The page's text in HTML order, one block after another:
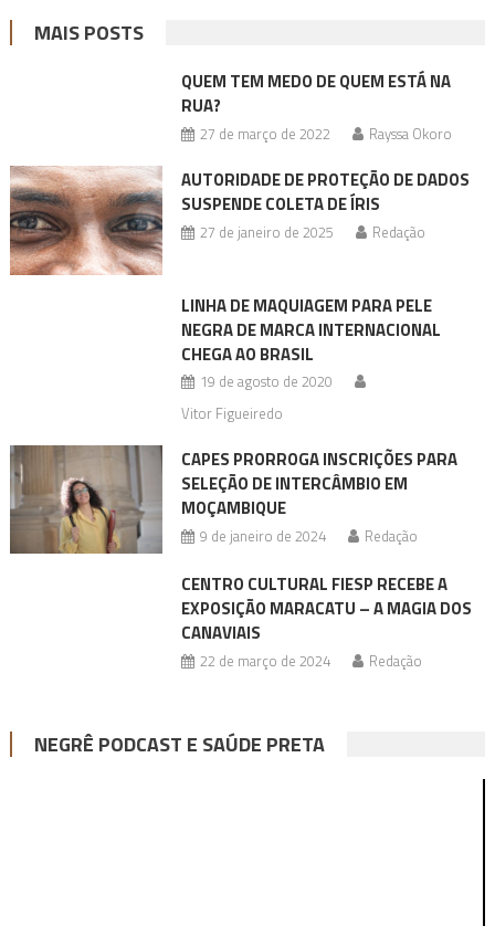
MAIS POSTS
QUEM TEM MEDO DE QUEM ESTÁ NA
RUA?
27 de março de 2022 Rayssa Okoro
AUTORIDADE DE PROTEÇÃO DE DADOS
SUSPENDE COLETA DE ÍRIS
27 de janeiro de 2025 Redação
LINHA DE MAQUIAGEM PARA PELE
NEGRA DE MARCA INTERNACIONAL
CHEGA AO BRASIL
19 de agosto de 2020
Vitor Figueiredo
CAPES PRORROGA INSCRIÇÕES PARA
SELEÇÃO DE INTERCÂMBIO EM
MOÇAMBIQUE
9 de janeiro de 2024 Redação
CENTRO CULTURAL FIESP RECEBE A
EXPOSIÇÃO MARACATU – A MAGIA DOS
CANAVIAIS
22 de março de 2024 Redação
NEGRÊ PODCAST E SAÚDE PRETA